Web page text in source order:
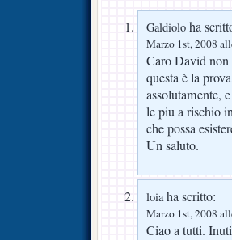
Galdiolo ha
Marzo 1st, 2008
Caro David non
questa è la
assolutamente,
le piu a rischio
che possa
Un saluto.
loiaha scritto:
Marzo 1st, 2008
Ciao a tutti.